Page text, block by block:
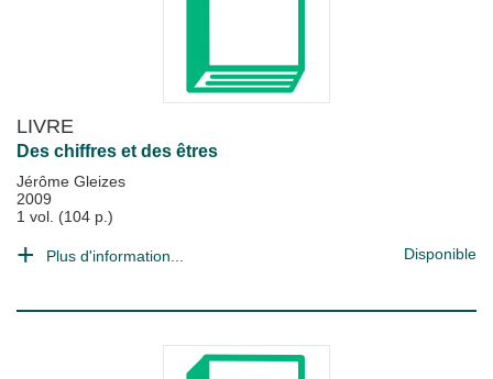
LIVRE
Des chiffres et des êtres
Jérôme Gleizes
2009
1 vol. (104 p.)
Plus d'information... Disponible